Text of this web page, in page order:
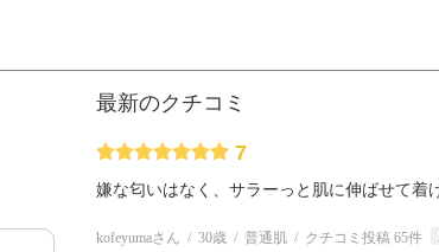
最新のクチコミ
7
嫌な匂いはなく、サラーっと肌に伸ばせて着
kofeyumaさん 30歳 普通肌 クチコミ投稿 65件